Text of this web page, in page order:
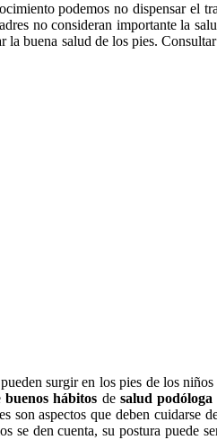
podemos no dispensar el
no consideran importante la
la buena salud de los pies.
surgir en los pies de los
buenos hábitos de salud podóloga
son aspectos que deben cuidarse
den cuenta, su postura puede